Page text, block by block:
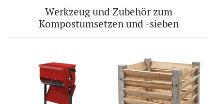
Werkzeug und Zubehör zum
Kompostumsetzen und -sieben